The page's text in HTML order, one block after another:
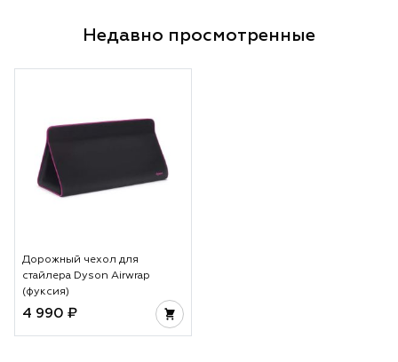
Недавно просмотренные
Дорожный чехол для
стайлера Dyson Airwrap
(фуксия)
4 990 ₽